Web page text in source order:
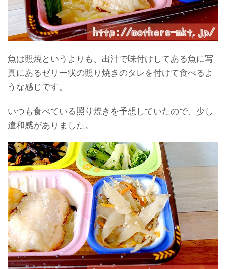
魚は照焼というよりも、出汁で味付けしてある魚に写
真にあるゼリー状の照り焼きのタレを付けて食べるよ
うな感じです。
いつも食べている照り焼きを予想していたので、少し
違和感がありました。